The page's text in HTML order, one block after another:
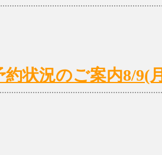
約状況のご案内8/9(